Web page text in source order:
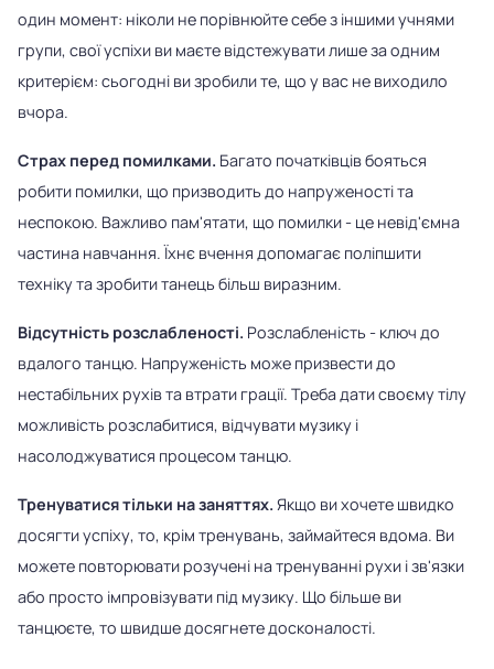
один момент: ніколи не порівнюйте себе з іншими учнями
групи, свої успіхи ви маєте відстежувати лише за одним
критерієм: сьогодні ви зробили те, що у вас не виходило
вчора.
Страх перед помилками. Багато початківців бояться
робити помилки, що призводить до напруженості та
неспокою. Важливо пам'ятати, що помилки - це невід'ємна
частина навчання. Їхнє вчення допомагає поліпшити
техніку та зробити танець більш виразним.
Відсутність розслабленості. Розслабленість - ключ до
вдалого танцю. Напруженість може призвести до
нестабільних рухів та втрати грації. Треба дати своєму тілу
можливість розслабитися, відчувати музику і
насолоджуватися процесом танцю.
Тренуватися тільки на заняттях. Якщо ви хочете швидко
досягти успіху, то, крім тренувань, займайтеся вдома. Ви
можете повторювати розучені на тренуванні рухи і зв'язки
або просто імпровізувати під музику. Що більше ви
танцюєте, то швидше досягнете досконалості.